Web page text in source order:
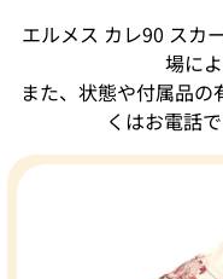
エルメス カレ90 スカ
場に
また、状態や付属品
くはお電話